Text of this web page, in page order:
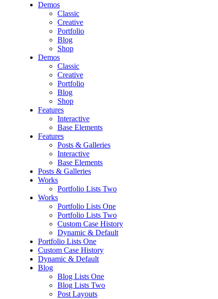
Demos
Classic
Creative
Portfolio
Blog
Shop
Demos
Classic
Creative
Portfolio
Blog
Shop
Features
Interactive
Base Elements
Features
Posts & Galleries
Interactive
Base Elements
Posts & Galleries
Works
Portfolio Lists Two
Works
Portfolio Lists One
Portfolio Lists Two
Custom Case History
Dynamic & Default
Portfolio Lists One
Custom Case History
Dynamic & Default
Blog
Blog Lists One
Blog Lists Two
Post Layouts